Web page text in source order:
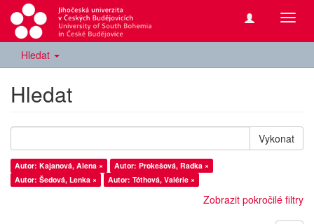
Hledat
Hledat
Vykonat
Autor: Kajanová, Alena ×
Autor: Prokešová, Radka ×
Autor: Šedová, Lenka ×
Autor: Tóthová, Valérie ×
Zobrazit pokročilé filtry